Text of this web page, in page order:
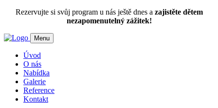
Rezervujte si svůj program u nás ještě dnes a zajistěte dětem
nezapomenutelný zážitek!
Menu
Úvod
O nás
Nabídka
Galerie
Reference
Kontakt